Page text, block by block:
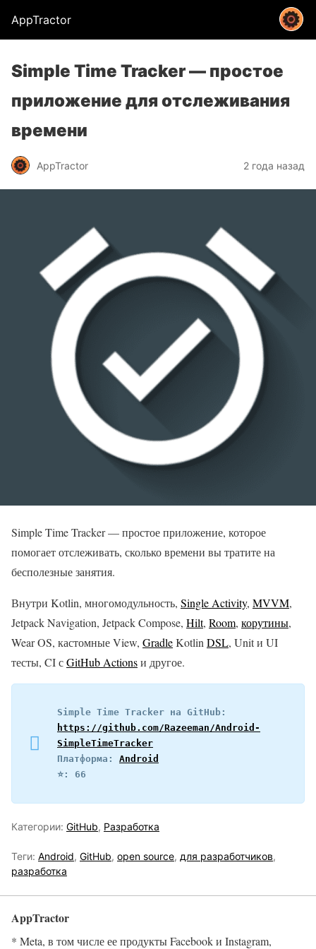
AppTractor
Simple Time Tracker — простое
приложение для отслеживания
времени
AppTractor 2 года назад
Simple Time Tracker — простое приложение, которое
помогает отслеживать, сколько времени вы тратите на
бесполезные занятия.
Внутри Kotlin, многомодульность, Single Activity, MVVM,
Jetpack Navigation, Jetpack Compose, Hilt, Room, корутины,
Wear OS, кастомные View, GradleKotlin DSL, Unit и UI
тесты, CI сGitHub Actionsи другое.
https://github.com/Razeeman/Android-
SimpleTimeTracker
Платформа: Android
⭐️: 66
Категории: GitHub, Разработка
Теги: Android, GitHub, open source, для разработчиков,
разработка
AppTractor
* Meta, в том числе ее продукты Facebook и Instagram,